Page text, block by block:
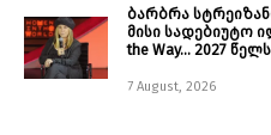
ბარბრა
მისი სადებიუტო
the Way… 2027
7 August, 2026